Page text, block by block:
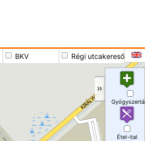
BKV Régi utcakereső
Étel-ital